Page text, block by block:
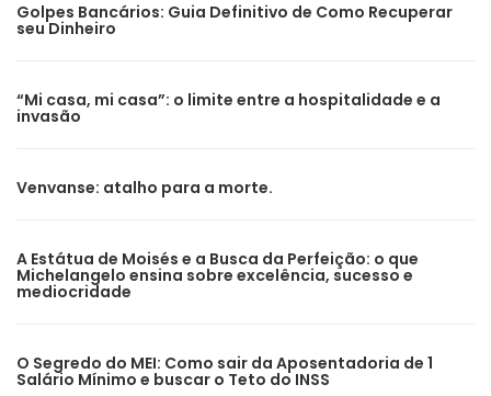
Golpes Bancários: Guia Definitivo de Como Recuperar
seu Dinheiro
“Mi casa, mi casa”: o limite entre a hospitalidade e a
invasão
Venvanse: atalho para a morte.
A Estátua de Moisés e a Busca da Perfeição: o que
Michelangelo ensina sobre excelência, sucesso e
mediocridade
O Segredo do MEI: Como sair da Aposentadoria de 1
Salário Mínimo e buscar o Teto do INSS